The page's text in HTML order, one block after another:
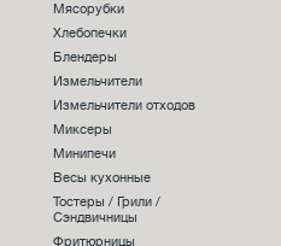
Мясорубки
Хлебопечки
Блендеры
Измельчители
Измельчители отходов
Миксеры
Минипечи
Весы кухонные
Тостеры / Грили /
Сэндвичницы
Фритюрницы